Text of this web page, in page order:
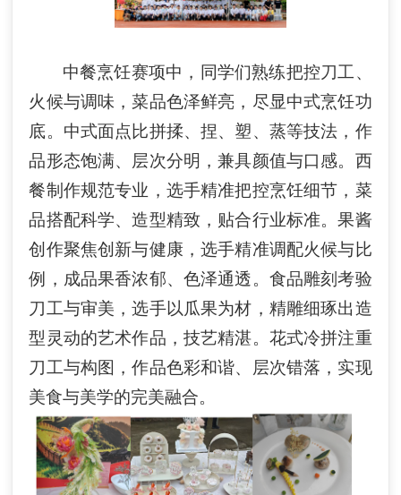
中餐烹饪赛项中，同学们熟练把控刀工、
火候与调味，菜品色泽鲜亮，尽显中式烹饪功
底。中式面点比拼揉、捏、塑、蒸等技法，作
品形态饱满、层次分明，兼具颜值与口感。西
餐制作规范专业，选手精准把控烹饪细节，菜
品搭配科学、造型精致，贴合行业标准。果酱
创作聚焦创新与健康，选手精准调配火候与比
例，成品果香浓郁、色泽通透。食品雕刻考验
刀工与审美，选手以瓜果为材，精雕细琢出造
型灵动的艺术作品，技艺精湛。花式冷拼注重
刀工与构图，作品色彩和谐、层次错落，实现
美食与美学的完美融合。